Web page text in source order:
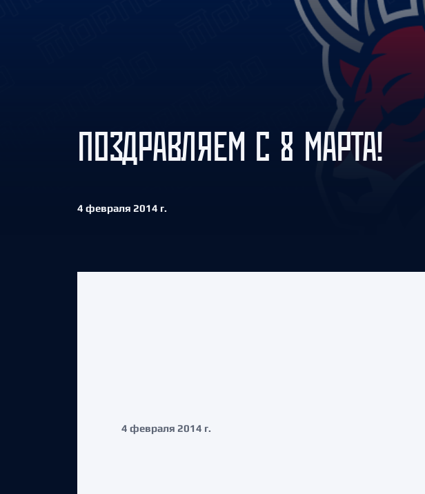
Амур
Барыс
Салават Юлаев
Сибирь
ПОЗДРАВЛЯЕМ С 8 МАРТА!
4 февраля 2014 г.
4 февраля 2014 г.